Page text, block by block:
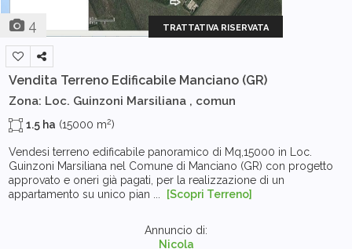
4 TRATTATIVA RISERVATA
Vendita Terreno Edificabile Manciano (GR)
Zona: Loc. Guinzoni Marsiliana , comun
1.5 ha (15000 m2)
Vendesi terreno edificabile panoramico di Mq,15000 in Loc.
Guinzoni Marsiliana nel Comune di Manciano (GR) con progetto
approvato e oneri già pagati, per la realizzazione di un
appartamento su unico pian ...
[Scopri Terreno]
Annuncio di:
Nicola